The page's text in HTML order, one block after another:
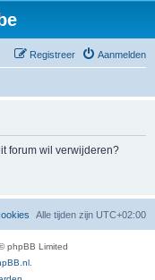
Aanmelden
Registreer
forum wil verwijderen?
Alle tijden zijn UTC+02:00
phpBB Limited